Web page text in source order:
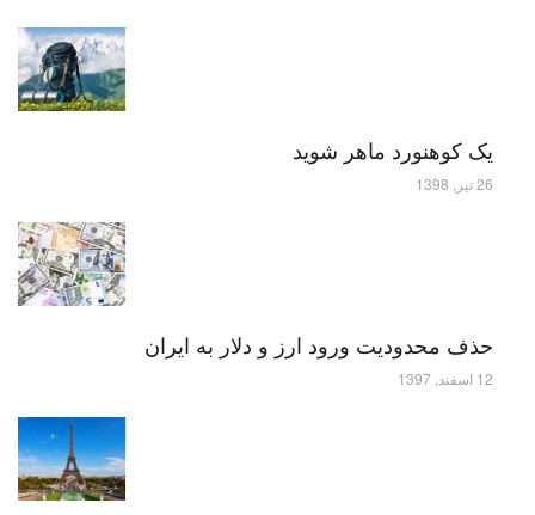
یک کوهنورد ماهر شوید
26 تیر, 1398
حذف محدودیت ورود ارز و دلار به ایران
12 اسفند, 1397